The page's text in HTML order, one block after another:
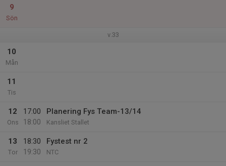
9
Sön
v.33
10
Mån
11
Tis
12
Ons
17:00
18:00
Planering Fys Team-13/14
Kansliet Stallet
13
Tor
18:30
19:30
Fystest nr 2
NTC